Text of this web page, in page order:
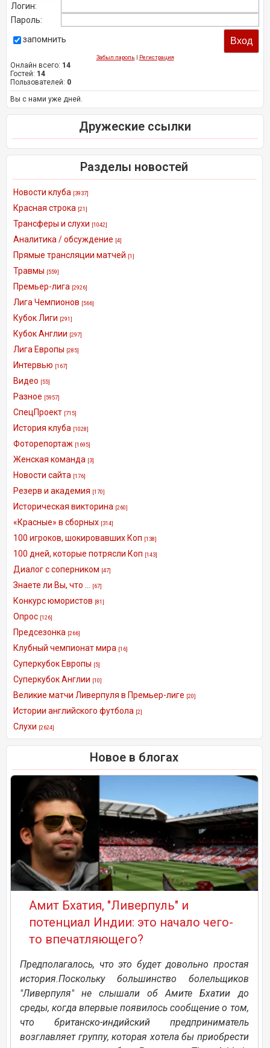
Логин:
Пароль:
запомнить
Забыл пароль | Регистрация
Онлайн всего: 14
Гостей: 14
Пользователей: 0
Вы с нами уже дней.
Дружеские ссылки
Разделы новостей
Новости клуба [3937]
Красная строка [21]
Трансферы и слухи [1042]
Аналитика / обсуждение [4]
Прямые трансляции матчей [1]
Травмы [559]
Премьер-лига [2926]
Лига Чемпионов [566]
Кубок Лиги [291]
Кубок Англии [297]
Лига Европы [285]
Интервью [167]
Видео [55]
Разное [5957]
СпецПроект [715]
История клуба [1028]
Фоторепортаж [1695]
Женская команда [3]
Новости сайта [176]
Резерв и академия [170]
Историческая викторина [260]
«Красные» в сборных [314]
100 игроков, шокировавших Коп [138]
100 дней, которые потрясли Коп [143]
Диалог с соперником [47]
Знаете ли Вы, что ... [67]
Конкурс юмористов [81]
Опрос [126]
Предсезонка [266]
Клубный чемпионат мира [16]
Суперкубок Европы [5]
Суперкубок Англии [10]
Великие матчи Ливерпуля в Премьер-лиге [20]
Истории английского футбола [2]
Слухи [2624]
Новое в блогах
Амит Бхатия, "Ливерпуль" и
потенциал Индии: это начало чего-
то впечатляющего?
Предполагалось, что это будет довольно простая
история.Поскольку большинство болельщиков
"Ливерпуля" не слышали об Амите Бхатии до
среды, когда впервые появилось сообщение о том,
что британско-индийский предприниматель
возглавляет группу, которая хотела бы приобрести